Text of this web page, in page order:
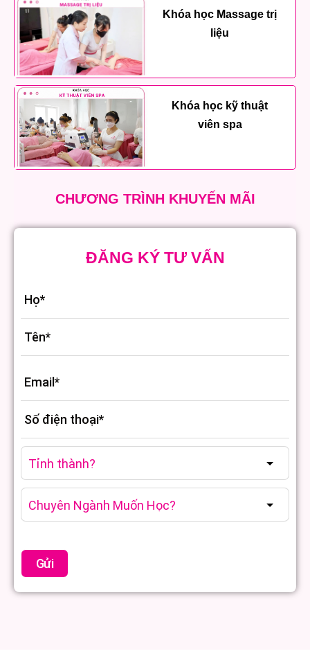
Khóa học Massage trị
liệu
Khóa học kỹ thuật
viên spa
CHƯƠNG TRÌNH KHUYẾN MÃI
ĐĂNG KÝ TƯ VẤN